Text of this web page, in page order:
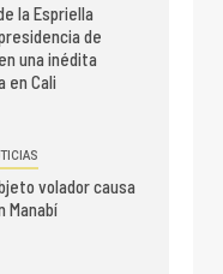
la Espriella
de
una inédita
en Cali
volador causa
Manabí